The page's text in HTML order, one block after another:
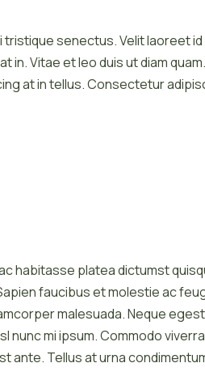
senectus. Velit laoreet
Vitae et leo duis ut diam
at in tellus. Consectetur
habitasse platea dictumst
faucibus et molestie ac
malesuada. Neque
nunc mi ipsum. Commodo viverra
ante. Tellus at urna